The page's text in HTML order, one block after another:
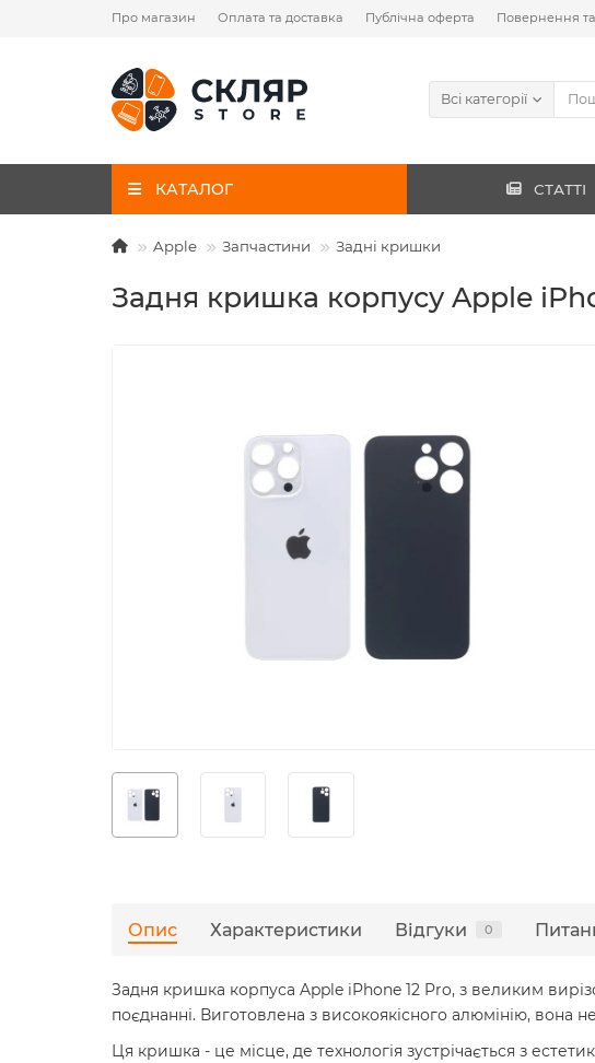
Про магазин Оплата та доставка Публічна оферта Повернення та
Всі категорії
КАТАЛОГ СТАТТІ
Apple Запчастини Задні кришки
Задня кришка корпусу Apple
Опис Характеристики Відгуки 0
Задня кришка корпуса Apple iPhone 12 Pro, з великим
поєднанні. Виготовлена з високоякісного алюмінію, вона
Ця кришка - це місце, де технологія зустрічається з